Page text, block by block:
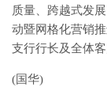
质量、跨越式发
动暨网格化营销
支行行长及全体客
(国华)